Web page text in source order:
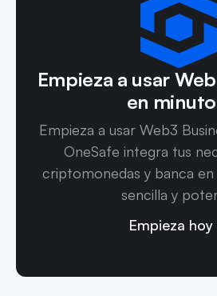
Empieza a usar
en
Empieza a usar Web3
OneSafe integra tus
criptomonedas y banca
sencilla y
Empieza hoy